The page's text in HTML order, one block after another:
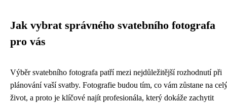
Jak vybrat správného svatebního fotografa
pro vás
Výběr svatebního fotografa patří mezi nejdůležitější rozhodnutí při
plánování vaší svatby. Fotografie budou tím, co vám zůstane na
život, a proto je klíčové najít profesionála, který dokáže zachytit